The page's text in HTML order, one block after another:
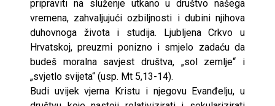
pripraviti na služenje utkano u društvo našega
vremena, zahvaljujući ozbiljnosti i dubini njihova
duhovnoga života i studija. Ljubljena Crkvo u
Hrvatskoj, preuzmi ponizno i smjelo zadaću da
budeš moralna savjest društva, „sol zemlje“ i
„svjetlo svijeta“ (usp. Mt 5,13-14).
Budi uvijek vjerna Kristu i njegovu Evanđelju, u